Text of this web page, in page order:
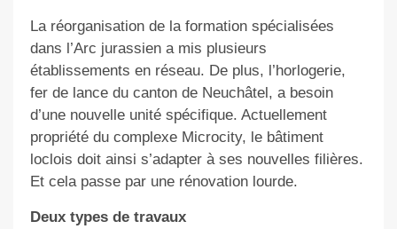
La réorganisation de la formation spécialisées
dans l’Arc jurassien a mis plusieurs
établissements en réseau. De plus, l’horlogerie,
fer de lance du canton de Neuchâtel, a besoin
d’une nouvelle unité spécifique. Actuellement
propriété du complexe Microcity, le bâtiment
loclois doit ainsi s’adapter à ses nouvelles filières.
Et cela passe par une rénovation lourde.
Deux types de travaux